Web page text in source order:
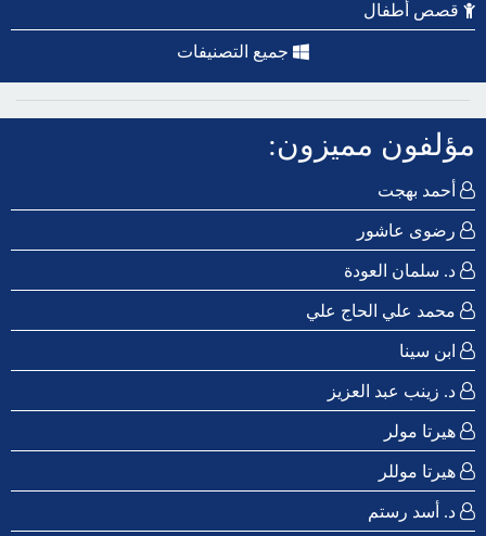
قصص أطفال
جميع التصنيفات
مؤلفون مميزون:
أحمد بهجت
رضوى عاشور
د. سلمان العودة
محمد علي الحاج علي
ابن سينا
د. زينب عبد العزيز
هيرتا مولر
هيرتا موللر
د. أسد رستم